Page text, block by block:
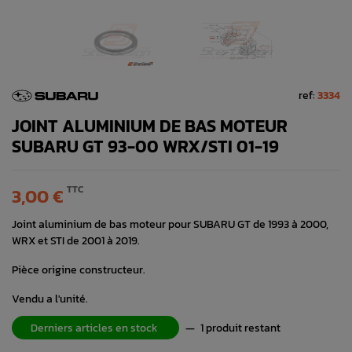
ref:3334
JOINT ALUMINIUM DE BAS MOTEUR
SUBARU GT 93-00 WRX/STI 01-19
3,00 € TTC
Joint aluminium de bas moteur pour SUBARU GT de 1993 à 2000,
WRX et STI de 2001 à 2019.
Pièce origine constructeur.
Vendu a l'unité.
Derniers articles en stock
— 1 produit restant